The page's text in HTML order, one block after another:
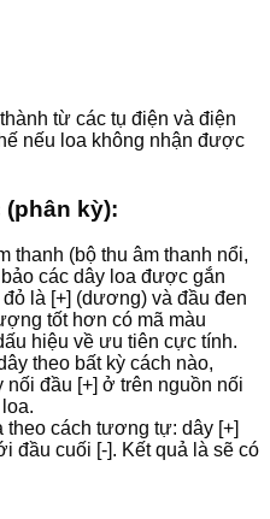
từ các tụ điện và điện
nếu loa không nhận được
kỳ):
thanh (bộ thu âm thanh nổi,
các dây loa được gắn
là [+] (dương) và đầu đen
tốt hơn có mã màu
hiệu về ưu tiên cực tính.
theo bất kỳ cách nào,
đầu [+] ở trên nguồn nối
theo cách tương tự: dây [+]
đầu cuối [-]. Kết quả là sẽ có